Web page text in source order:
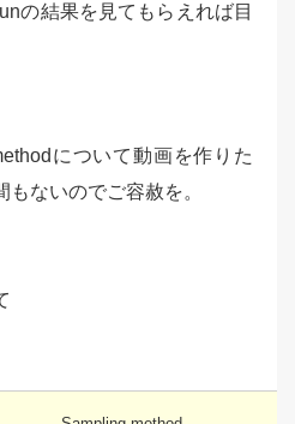
の結果を見てもらえれば目
について動画を作りた
ないのでご容赦を。